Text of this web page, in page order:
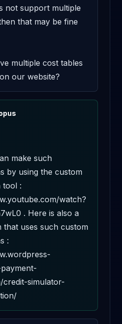
not support multiple
that may be fine
multiple cost tables
our website?
make such
by using the custom
tool :
watch?
. Here is also a
that uses such custom
:
credit-simulator-